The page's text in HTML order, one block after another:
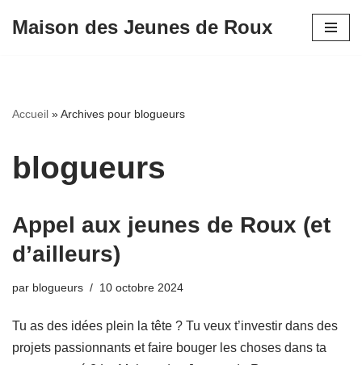
Maison des Jeunes de Roux
Accueil »Archives pour blogueurs
blogueurs
Appel aux jeunes de Roux (et
d’ailleurs)
par blogueurs 10 octobre 2024
Tu as des idées plein la tête ? Tu veux t’investir dans des
projets passionnants et faire bouger les choses dans ta